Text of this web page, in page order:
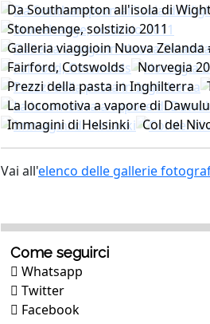
Da Southampton all'isola di
Stonehenge, solstizio 2011
Galleria viaggioin Nuova Zelanda
Fairford, Cotswolds
Norvegia
Prezzi della pasta in Inghilterra
La locomotiva a vapore di
Immagini di Helsinki
Col del
Vai all'elenco delle gallerie
Come seguirci
Whatsapp
Twitter
Facebook